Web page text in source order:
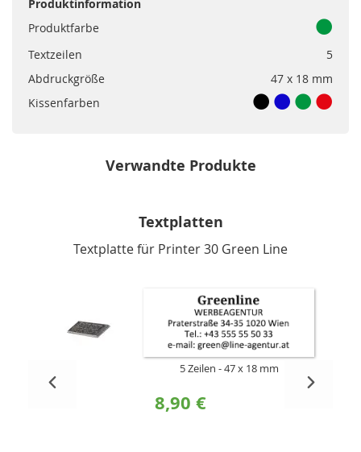
Produktinformation
Produktfarbe
Textzeilen
5
Abdruckgröße
47 x 18 mm
Kissenfarben
Verwandte Produkte
Textplatten
Textplatte für Printer 30 Green Line
5 Zeilen 47 x 18 mm
8,90 €